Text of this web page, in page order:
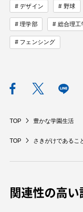
デザイン 野球
理学部 総合理工
フェンシング
TOP 豊かな学園生活
TOP さきがけであるこ
関連性の高い